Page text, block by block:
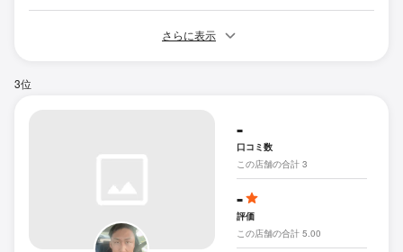
さらに表示
3位
-
口コミ数
この店舗の合計 3
-
評価
この店舗の合計 5.00